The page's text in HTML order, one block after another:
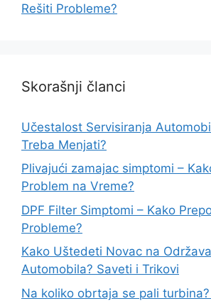
Rešiti Probleme?
Skorašnji članci
Učestalost Servisiranja
Treba Menjati?
Plivajući zamajac simptomi –
Problem na Vreme?
DPF Filter Simptomi – Kako
Probleme?
Kako Uštedeti Novac na
Automobila? Saveti i Trikovi
Na koliko obrtaja se pali